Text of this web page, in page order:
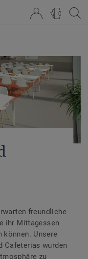
0
freundliche
ihr Mittagessen
können. Unsere
Cafeterias wurden
zu